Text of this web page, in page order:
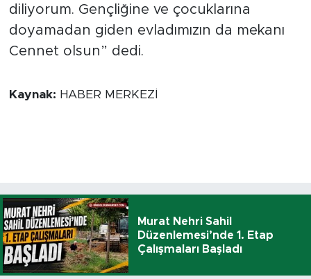
diliyorum. Gençliğine ve çocuklarına
doyamadan giden evladımızın da mekanı
Cennet olsun” dedi.
Kaynak: HABER MERKEZİ
Murat Nehri Sahil
Düzenlemesi’nde 1. Etap
Çalışmaları Başladı